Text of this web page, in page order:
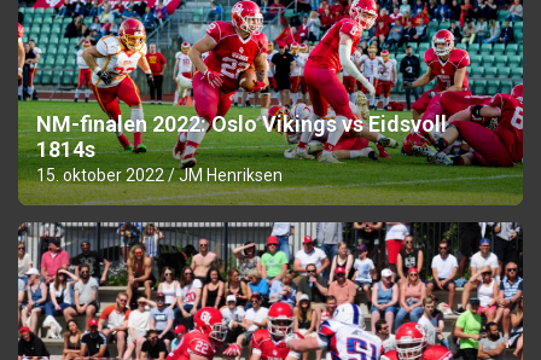
NM-finalen 2022: Oslo Vikings vs Eidsvoll
1814s
15. oktober 2022 JM Henriksen